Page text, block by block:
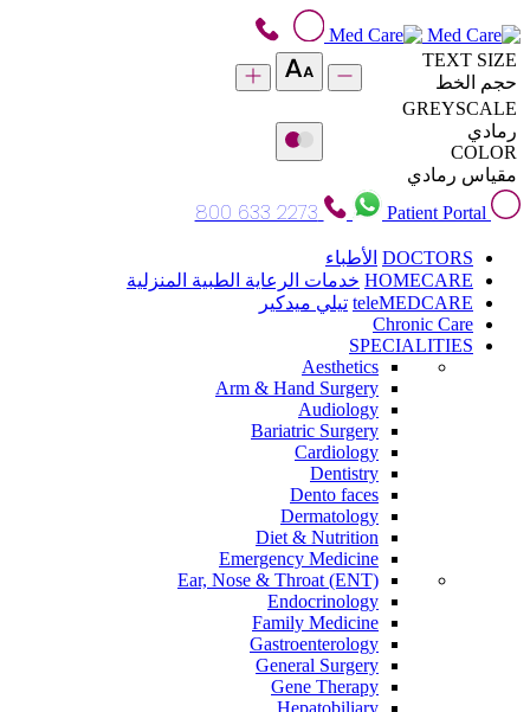
TEXT SIZE
حجم الخط
GREYSCALE
رمادي
COLOR
مقياس رمادي
Patient Portal
800 633 2273
DOCTORS الأطباء
HOMECARE خدمات الرعاية الطبية المنزلية
teleMEDCARE تيلي ميدكير
Chronic Care
SPECIALITIES
Aesthetics
Arm & Hand Surgery
Audiology
Bariatric Surgery
Cardiology
Dentistry
Dento faces
Dermatology
Diet & Nutrition
Emergency Medicine
Ear, Nose & Throat (ENT)
Endocrinology
Family Medicine
Gastroenterology
General Surgery
Gene Therapy
Hepatobiliary